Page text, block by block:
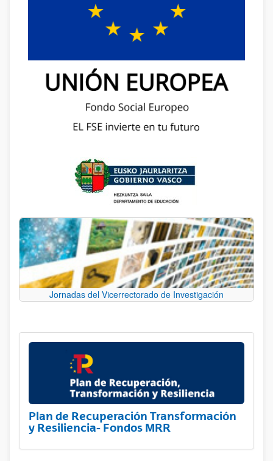
Jornadas del Vicerrectorado de Investigación
Plan de Recuperación Transformación
y Resiliencia- Fondos MRR